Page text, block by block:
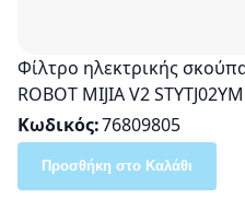
Φίλτρο ηλεκτρικής
ROBOT MIJIA V2 STYTJ02YM
Κωδικός 76809805
Προσθήκη στο Καλάθι